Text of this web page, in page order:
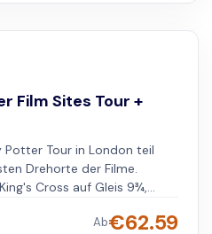
und die ansässigen
Ausstellungen,
und ein 42 Meter hoher
Eye, die St. Paul's
Film Sites Tour +
Potter Tour in London teil
Drehorte der Filme.
Cross auf Gleis 9¾,
Ab€62.59